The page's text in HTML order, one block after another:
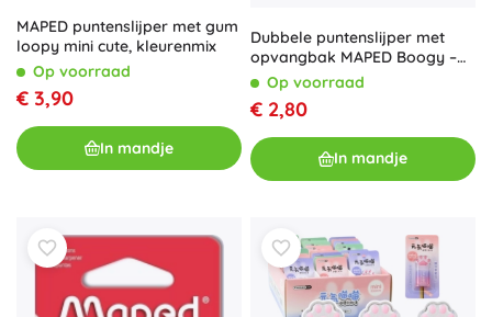
MAPED puntenslijper met gum
loopy mini cute, kleurenmix
Op voorraad
€ 3,90
In mandje
Dubbele puntenslijper met
opvangbak MAPED Boogy –
mix kleuren
Op voorraad
€ 2,80
In mandje